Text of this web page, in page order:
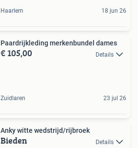
Haarlem 18 jun 26
Paardrijkleding merkenbundel dames
€ 105,00 Details
Zuidlaren 23 jul 26
Anky witte wedstrijd/rijbroek
Bieden Details